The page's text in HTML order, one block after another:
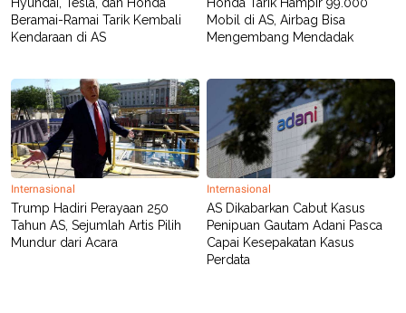
N
T
A
V
P
S
U
JARINGAN
K
O
N
T
A
P
R
E
S
S
Beramai-Ramai Tarik Kembali
Kendaraan di AS
Mobil di AS, Airbag Bisa
Mengembang Mendadak
Internasional
Trump Hadiri Perayaan 250
Tahun AS, Sejumlah Artis Pilih
Mundur dari Acara
Internasional
AS Dikabarkan Cabut Kasus
Penipuan Gautam Adani Pasca
Capai Kesepakatan Kasus
Perdata